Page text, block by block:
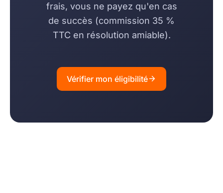
frais, vous ne payez qu'en cas
de succès (commission 35 %
TTC en résolution amiable).
Vérifier mon éligibilité